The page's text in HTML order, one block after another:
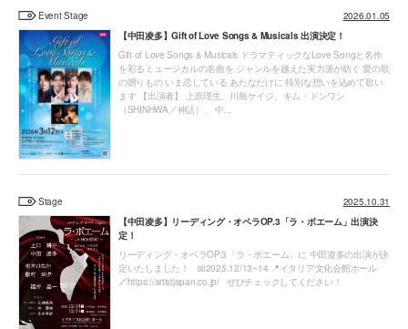
Event Stage
2026.01.05
【中田凌多】Gift of Love Songs & Musicals 出演決定！
Gift of Love Songs & Musicals ドラマティックなLove Songと名作
を彩るミュージカルの名曲を ジャンルを越えた実力派が紡ぐ 愛の歌
の贈りもの いま恋している あたなだけに 特別な想いを込めて歌い
ます 【出演者】 上原理生、川島ケイジ、キム・ドンワン
（SHINHWA／神話）、 中...
Stage
2025.10.31
【中田凌多】リーディング・オペラOP.3「ラ・ボエーム」出演決
定！
リーディング・オペラOP.3「ラ・ボエーム」に 中田凌多の出演が決
定いたしました！ 📅2025.12/13~14 📍イタリア文化会館ホール
🔗https://artistjapan.co.jp/ ぜひチェックしてください！